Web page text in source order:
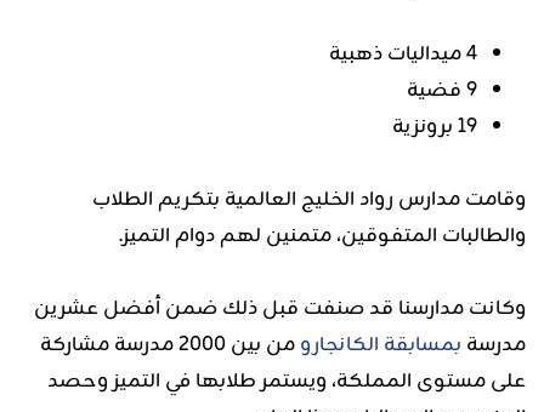
4 ميداليات ذهبية
9 فضية
19 برونزية
وقامت مدارس رواد الخليج العالمية بتكريم الطلاب
والطالبات المتفوقين، متمنين لهم دوام التميز.
وكانت مدارسنا قد صنفت قبل ذلك ضمن أفضل عشرين
مدرسة بمسابقة الكانجارو
من بين 2000 مدرسة مشاركة
على مستوى المملكة، ويستمر طلابها في التميز وحصد